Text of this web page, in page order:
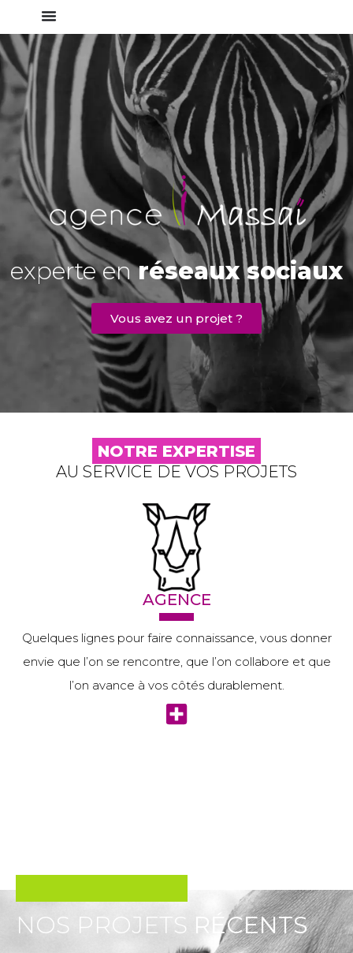
experte en réseaux sociaux
Vous avez un projet ?
NOTRE EXPERTISE
AU SERVICE DE VOS PROJETS
AGENCE
Quelques lignes pour faire connaissance, vous donner
envie que l’on se rencontre, que l’on collabore et que
l’on avance à vos côtés durablement.
NOS PROJETS RÉCENTS